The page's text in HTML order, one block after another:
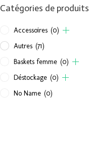
Catégories de produits
Accessoires (0)
Autres (71)
Baskets femme (0)
Déstockage (0)
No Name (0)